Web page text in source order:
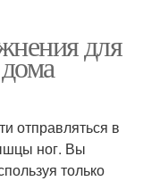
для
отправляться в
ног. Вы
только